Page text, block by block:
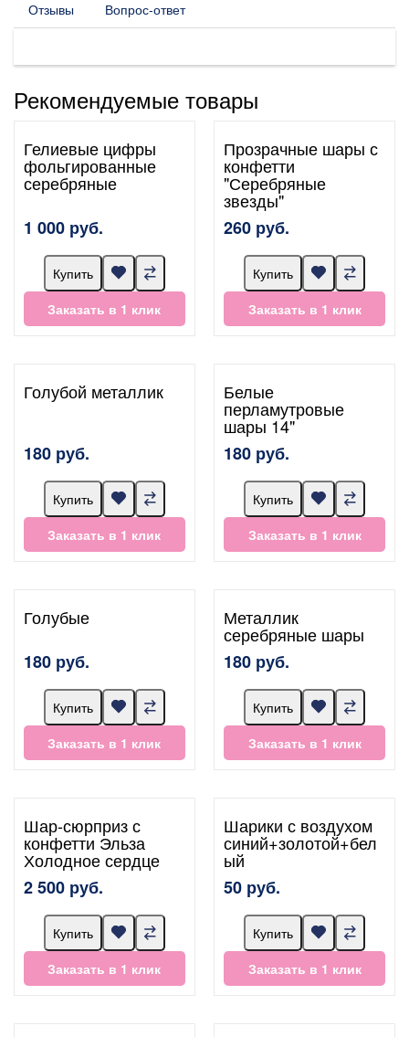
Отзывы Вопрос-ответ
Рекомендуемые товары
Гелиевые цифры
фольгированные
серебряные
1 000 руб.
Купить
Заказать в 1 клик
Прозрачные шары с
конфетти
"Серебряные
звезды"
260 руб.
Купить
Заказать в 1 клик
Голубой металлик
180 руб.
Купить
Заказать в 1 клик
Белые
перламутровые
шары 14"
180 руб.
Купить
Заказать в 1 клик
Голубые
180 руб.
Купить
Заказать в 1 клик
Металлик
серебряные шары
180 руб.
Купить
Заказать в 1 клик
Шар-сюрприз с
конфетти Эльза
Холодное сердце
2 500 руб.
Купить
Заказать в 1 клик
Шарики с воздухом
синий+золотой+бел
ый
50 руб.
Купить
Заказать в 1 клик